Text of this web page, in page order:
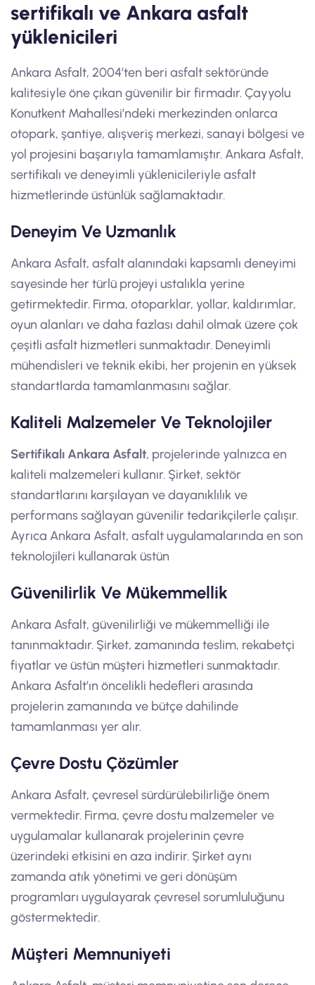
sertifikalı ve Ankara asfalt
yüklenicileri
Ankara Asfalt, 2004’ten beri asfalt sektöründe
kalitesiyle öne çıkan güvenilir bir firmadır. Çayyolu
Konutkent Mahallesi’ndeki merkezinden onlarca
otopark, şantiye, alışveriş merkezi, sanayi bölgesi ve
yol projesini başarıyla tamamlamıştır. Ankara Asfalt,
sertifikalı ve deneyimli yüklenicileriyle asfalt
hizmetlerinde üstünlük sağlamaktadır.
Deneyim Ve Uzmanlık
Ankara Asfalt, asfalt alanındaki kapsamlı deneyimi
sayesinde her türlü projeyi ustalıkla yerine
getirmektedir. Firma, otoparklar, yollar, kaldırımlar,
oyun alanları ve daha fazlası dahil olmak üzere çok
çeşitli asfalt hizmetleri sunmaktadır. Deneyimli
mühendisleri ve teknik ekibi, her projenin en yüksek
standartlarda tamamlanmasını sağlar.
Kaliteli Malzemeler Ve Teknolojiler
Sertifikalı Ankara Asfalt, projelerinde yalnızca en
kaliteli malzemeleri kullanır. Şirket, sektör
standartlarını karşılayan ve dayanıklılık ve
performans sağlayan güvenilir tedarikçilerle çalışır.
Ayrıca Ankara Asfalt, asfalt uygulamalarında en son
teknolojileri kullanarak üstün
Güvenilirlik Ve Mükemmellik
Ankara Asfalt, güvenilirliği ve mükemmelliği ile
tanınmaktadır. Şirket, zamanında teslim, rekabetçi
fiyatlar ve üstün müşteri hizmetleri sunmaktadır.
Ankara Asfalt’ın öncelikli hedefleri arasında
projelerin zamanında ve bütçe dahilinde
tamamlanması yer alır.
Çevre Dostu Çözümler
Ankara Asfalt, çevresel sürdürülebilirliğe önem
vermektedir. Firma, çevre dostu malzemeler ve
uygulamalar kullanarak projelerinin çevre
üzerindeki etkisini en aza indirir. Şirket aynı
zamanda atık yönetimi ve geri dönüşüm
programları uygulayarak çevresel sorumluluğunu
göstermektedir.
Müşteri Memnuniyeti